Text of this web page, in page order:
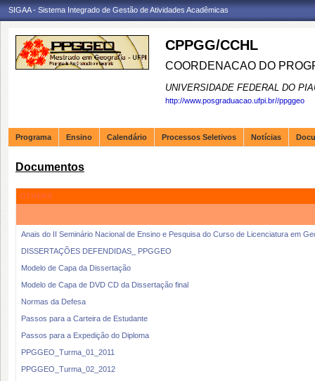
SIGAA - Sistema Integrado de Gestão de Atividades Acadêmicas
CPPGG/CCHL
COORDENACAO DO
UNIVERSIDADE FEDERAL DO
http://www.posgraduacao.ufpi.br//ppggeo
Programa Ensino Calendário Processos Seletivos Notícias
Documentos
OTHERS
Anais do II Seminário Nacional de Ensino e Pesquisa do Curso de Licenciatura em
DISSERTAÇÕES DEFENDIDAS_ PPGGEO
Modelo de Capa da Dissertação
Modelo de Capa de DVD CD da Dissertação final
Normas da Defesa
Passos para a Carteira de Estudante
Passos para a Expedição do Diploma
PPGGEO_Turma_01_2011
PPGGEO_Turma_02_2012